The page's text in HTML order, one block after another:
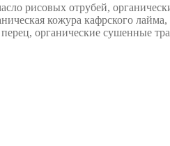
рисовых отрубей,
кожура кафрского лайма,
органические сушенные